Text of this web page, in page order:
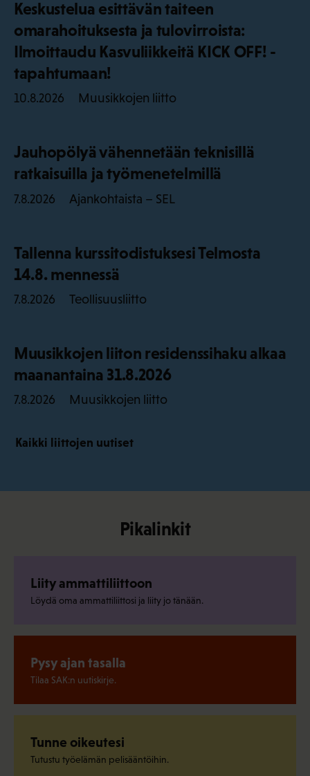
Keskustelua esittävän taiteen
omarahoituksesta ja tulovirroista:
Ilmoittaudu Kasvuliikkeitä KICK OFF! -
tapahtumaan!
10.8.2026 Muusikkojen liitto
Jauhopölyä vähennetään teknisillä
ratkaisuilla ja työmenetelmillä
7.8.2026 Ajankohtaista – SEL
Tallenna kurssitodistuksesi Telmosta
14.8. mennessä
7.8.2026 Teollisuusliitto
Muusikkojen liiton residenssihaku alkaa
maanantaina 31.8.2026
7.8.2026 Muusikkojen liitto
Kaikki liittojen uutiset
Pikalinkit
Liity ammattiliittoon
Löydä oma ammattiliittosi ja liity jo tänään.
Pysy ajan tasalla
Tilaa SAK:n uutiskirje.
Tunne oikeutesi
Tutustu työelämän pelisääntöihin.